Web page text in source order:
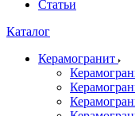
Статьи
Каталог
Керамогранит